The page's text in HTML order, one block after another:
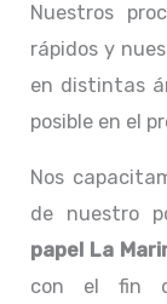
Nuestros
rápidos y
en distintas
posible en el
Nos
de nuestro
papel La
con el fin